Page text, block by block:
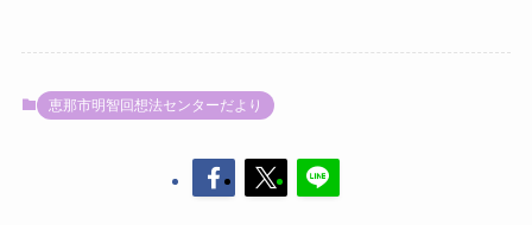
恵那市明智回想法センターだより